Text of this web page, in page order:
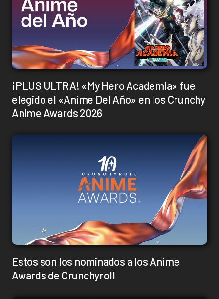
¡PLUS ULTRA! «My Hero Academia» fue
elegido el «Anime Del Año» en los Crunchy
Anime Awards 2026
Estos son los nominados a los Anime
Awards de Crunchyroll